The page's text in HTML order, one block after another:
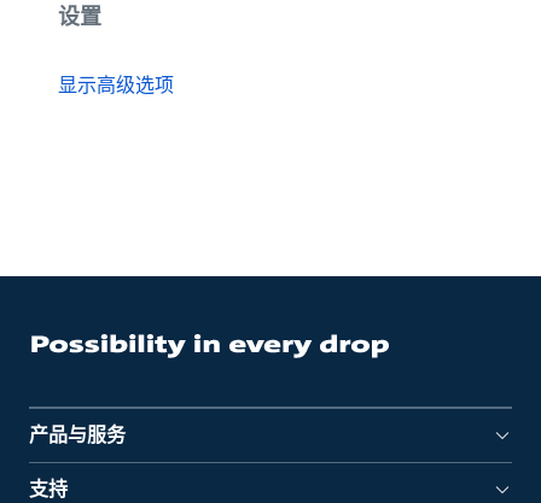
设置
显示高级选项
产品与服务
支持